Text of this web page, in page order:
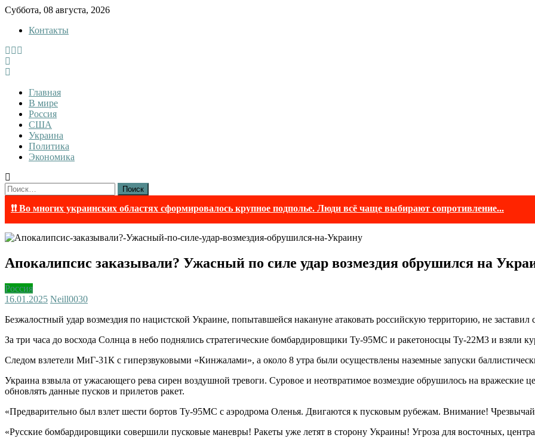
Skip
content
Суббота, 08 августа, 2026
Контакты
Tewi
Tewi — Новости
Главная
В мире
Россия
США
Украина
Политика
Экономика
Найти:
❗❗ Во многих украинских областях сформировалось крупное подполье. Люди всё чаще выбирают сопротивление...
Апокалипсис заказывали? Ужасный по силе удар возмездия обрушился на
Россия
16.01.2025 Neill0030
Безжалостный удар возмездия по нацистской Украине, попытавшейся накануне атаковать российскую территорию, не заставил
За три часа до восхода Солнца в небо поднялись стратегические бомбардировщики Ту-95МС и ракетоносцы Ту-22М3 и взяли
Следом взлетели МиГ-31К с гиперзвуковыми «Кинжалами», а около 8 утра были осуществлены наземные запуски
Украина взвыла от ужасающего рева сирен воздушной тревоги. Суровое и неотвратимое возмездие обрушилось на
обновлять данные пусков и прилетов ракет.
«Предварительно был взлет шести бортов Ту-95МС с аэродрома Оленья. Двигаются к пусковым рубежам. Внимание!
«Русские бомбардировщики совершили пусковые маневры! Ракеты уже летят в сторону Украины! Угроза для восточных,